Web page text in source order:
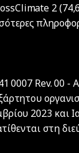
2
0007 Rev. 00
2023 και
στη